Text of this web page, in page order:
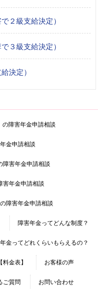
２級支給決定）
３級支給決定）
決定）
の障害年金申請相談
金申請相談
障害年金申請相談
害年金申請相談
障害年金申請相談
障害年金ってどんな制度？
金ってどれくらいもらえるの？
金表】 お客様の声
ご質問 お問い合わせ